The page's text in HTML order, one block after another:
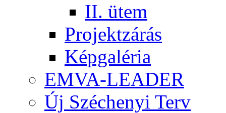
II. ütem
Projektzárás
Képgaléria
EMVA-LEADER
Új Széchenyi Terv